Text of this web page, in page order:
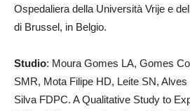
Ospedaliera della Università Vrije e
di Brussel, in Belgio.
Studio: Moura Gomes LA, Gomes
SMR, Mota Filipe HD, Leite SN,
Silva FDPC. A Qualitative Study to